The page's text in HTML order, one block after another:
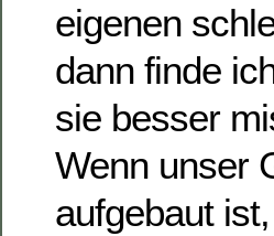
eigenen
dann finde
sie besser
Wenn unser
aufgebaut